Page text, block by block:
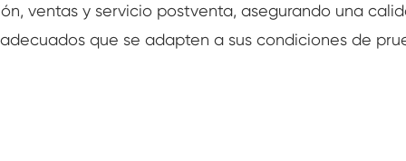
Máquina de prueba de estabilidad térmica
ventas y servicio postventa, asegurando una
que se adapten a sus condiciones de